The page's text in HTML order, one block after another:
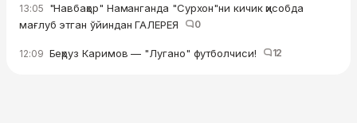
13:05 "Навбаҳор" Наманганда "Сурхон"ни кичик ҳисобда
мағлуб этган ўйиндан ГАЛЕРЕЯ
0
12:09 Беҳруз Каримов — "Лугано" футболчиси! 12